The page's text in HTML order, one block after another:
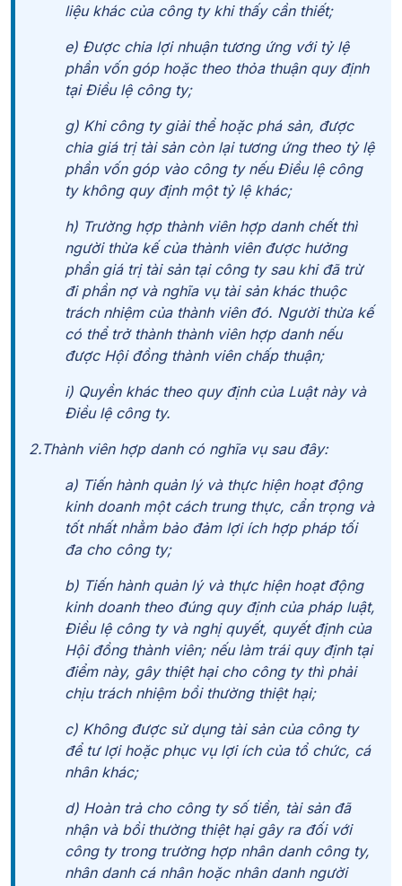
liệu khác của công ty khi thấy cần thiết;
e) Được chia lợi nhuận tương ứng với tỷ lệ
phần vốn góp hoặc theo thỏa thuận quy định
tại Điều lệ công ty;
g) Khi công ty giải thể hoặc phá sản, được
chia giá trị tài sản còn lại tương ứng theo tỷ lệ
phần vốn góp vào công ty nếu Điều lệ công
ty không quy định một tỷ lệ khác;
h) Trường hợp thành viên hợp danh chết thì
người thừa kế của thành viên được hưởng
phần giá trị tài sản tại công ty sau khi đã trừ
đi phần nợ và nghĩa vụ tài sản khác thuộc
trách nhiệm của thành viên đó. Người thừa kế
có thể trở thành thành viên hợp danh nếu
được Hội đồng thành viên chấp thuận;
i) Quyền khác theo quy định của Luật này và
Điều lệ công ty.
2.Thành viên hợp danh có nghĩa vụ sau đây:
a) Tiến hành quản lý và thực hiện hoạt động
kinh doanh một cách trung thực, cẩn trọng và
tốt nhất nhằm bảo đảm lợi ích hợp pháp tối
đa cho công ty;
b) Tiến hành quản lý và thực hiện hoạt động
kinh doanh theo đúng quy định của pháp luật,
Điều lệ công ty và nghị quyết, quyết định của
Hội đồng thành viên; nếu làm trái quy định tại
điểm này, gây thiệt hại cho công ty thì phải
chịu trách nhiệm bồi thường thiệt hại;
c) Không được sử dụng tài sản của công ty
để tư lợi hoặc phục vụ lợi ích của tổ chức, cá
nhân khác;
d) Hoàn trả cho công ty số tiền, tài sản đã
nhận và bồi thường thiệt hại gây ra đối với
công ty trong trường hợp nhân danh công ty,
nhân danh cá nhân hoặc nhân danh người